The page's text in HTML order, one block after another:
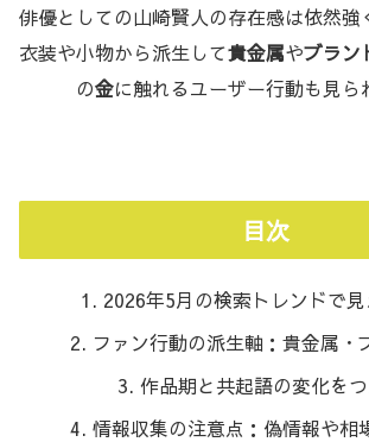
俳優としての山崎賢人の存在感は依然強
衣装や小物から派生して貴金属やブラン
の金に触れるユーザー行動も見ら
目次
2026年5月の検索トレンドで
ファン行動の派生軸：貴金属・
作品期と共起語の変化を
情報収集の注意点：偽情報や相